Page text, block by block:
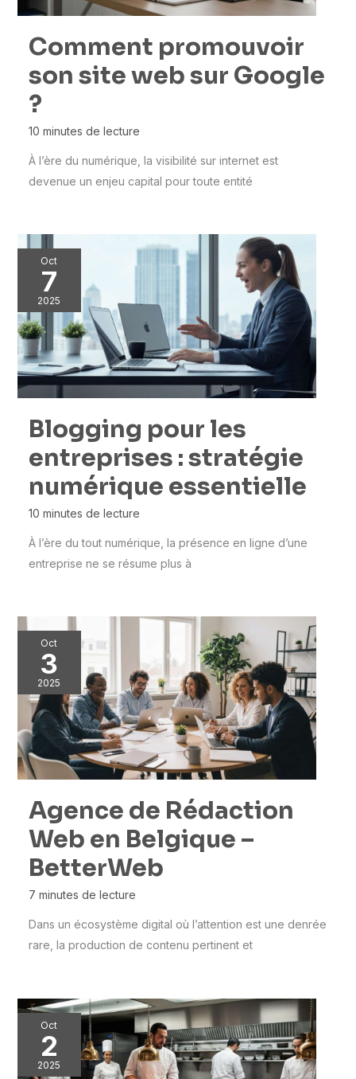
Comment promouvoir
son site web sur Google
?
10 minutes de lecture
À l’ère du numérique, la visibilité sur internet est
devenue un enjeu capital pour toute entité
Oct
7
2025
Blogging pour les
entreprises : stratégie
numérique essentielle
10 minutes de lecture
À l’ère du tout numérique, la présence en ligne d’une
entreprise ne se résume plus à
Oct
3
2025
Agence de Rédaction
Web en Belgique –
BetterWeb
7 minutes de lecture
Dans un écosystème digital où l’attention est une denrée
rare, la production de contenu pertinent et
Oct
2
2025